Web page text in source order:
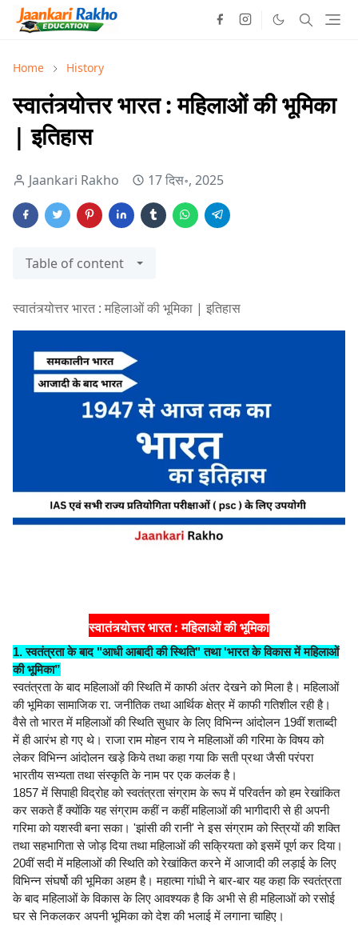
Home History
स्वातंत्र्योत्तर भारत : महिलाओं की भूमिका
| इतिहास
Jaankari Rakho 17 दिस॰, 2025
Table of content
स्वातंत्र्योत्तर भारत : महिलाओं की भूमिका | इतिहास
स्वातंत्र्योत्तर भारत : महिलाओं की भूमिका
1. स्वतंत्रता के बाद "आधी आबादी की स्थिति" तथा 'भारत के विकास में महिलाओं
की भूमिका”
स्वतंत्रता के बाद महिलाओं की स्थिति में काफी अंतर देखने को मिला है। महिलाओं
की भूमिका सामाजिक रा. जनीतिक तथा आर्थिक क्षेत्र में काफी गतिशील रही है।
वैसे तो भारत में महिलाओं की स्थिति सुधार के लिए विभिन्न आंदोलन 19वीं शताब्दी
में ही आरंभ हो गए थे। राजा राम मोहन राय ने महिलाओं की गरिमा के विषय को
लेकर विभिन्न आंदोलन खड़े किये तथा कहा गया कि सती प्रथा जैसी परंपरा
भारतीय सभ्यता तथा संस्कृति के नाम पर एक कलंक है।
1857 में सिपाही विद्रोह को स्वतंत्रता संग्राम के रूप में परिवर्तन को हम रेखांकित
कर सकते हैं क्योंकि यह संग्राम कहीं न कहीं महिलाओं की भागीदारी से ही अपनी
गरिमा को यशस्वी बना सका। 'झांसी की रानी' ने इस संग्राम को स्त्रियों की शक्ति
तथा सहभागिता से जोड़ दिया तथा महिलाओं की सक्रियता को इसमें पूर्ण कर दिया।
20वीं सदी में महिलाओं की स्थिति को रेखांकित करने में आजादी की लड़ाई के लिए
विभिन्न संघर्षो की भूमिका अहम है। महात्मा गांधी ने बार-बार यह कहा कि स्वतंत्रता
के बाद महिलाओं के विकास के लिए आवश्यक है कि अभी से ही महिलाओं को रसोई
घर से निकलकर अपनी भूमिका को देश की भलाई में लगाना चाहिए।